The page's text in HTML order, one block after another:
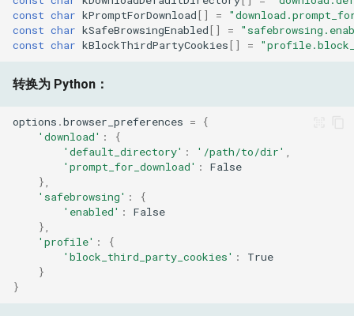
const char kPromptForDownload [] =
const char kSafeBrowsingEnabled [] =
const char kBlockThirdPartyCookies [] =
转换为 Python：
options .browser_preferences =
{
'download' :
{
'default_directory' : '/path/to/dir' ,
'prompt_for_download' :
False
},
'safebrowsing' :
{
'enabled' :
False
},
'profile' :
{
'block_third_party_cookies' :
True
}
}